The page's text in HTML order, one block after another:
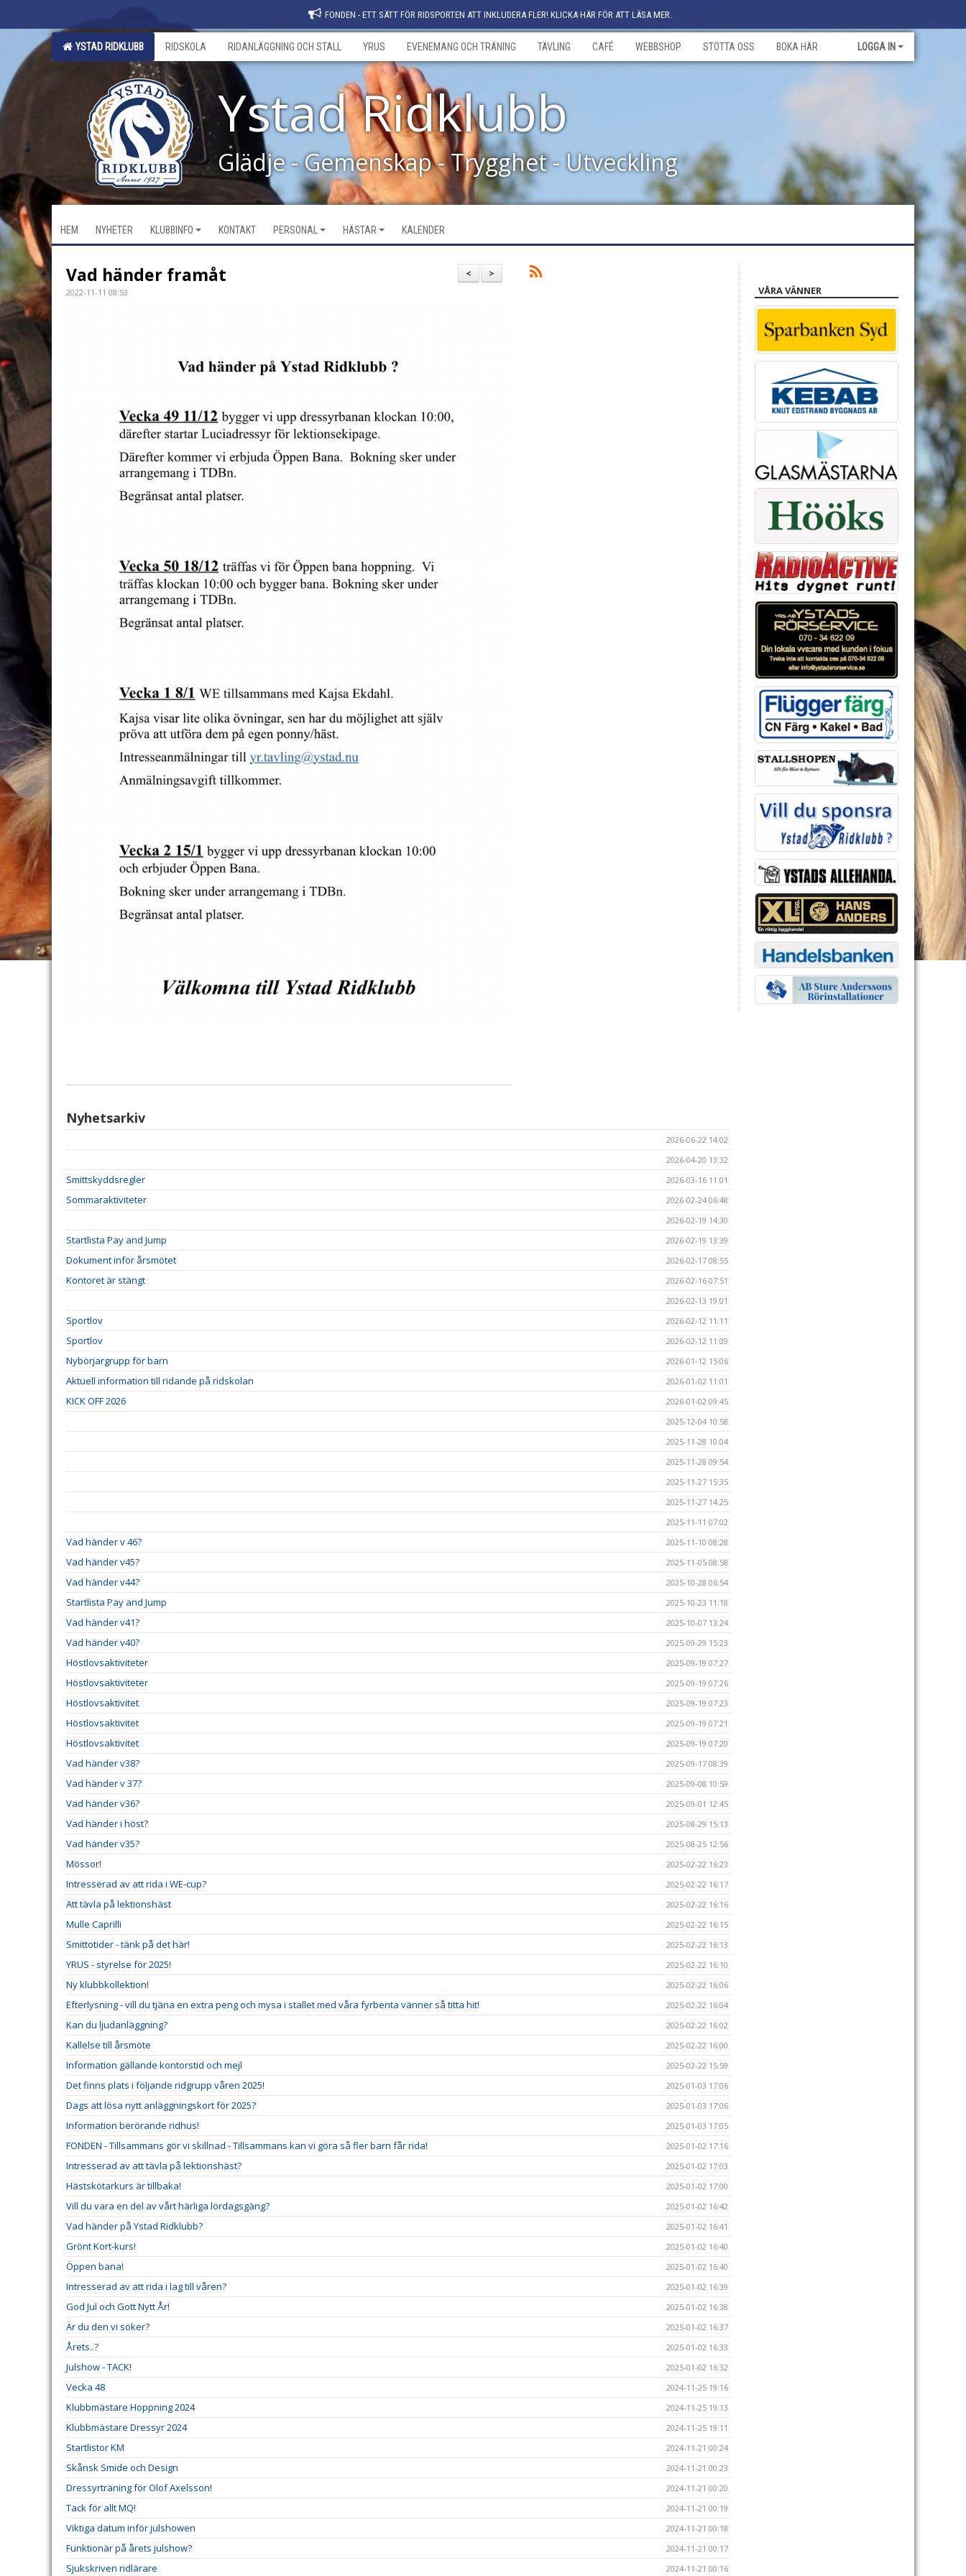
FONDEN - ETT SÄTT FÖR RIDSPORTEN ATT INKLUDERA FLER! KLICKA HÄR FÖR ATT LÄSA MER.
YSTAD RIDKLUBB RIDSKOLA RIDANLÄGGNING OCH STALL YRUS EVENEMANG OCH TRÄNING TÄVLING CAFÉ WEBBSHOP STÖTTA OSS BOKA HÄR LOGGA IN
Ystad Ridklubb
Glädje - Gemenskap - Trygghet - Utveckling
HEM NYHETER KLUBBINFO KONTAKT PERSONAL HÄSTAR KALENDER
>
<
Vad händer framåt
2022-11-11 08:53
Nyhetsarkiv
2026-06-22 14:02
2026-04-20 13:32
Smittskyddsregler 2026-03-16 11:01
Sommaraktiviteter
2026-02-24 06:48
2026-02-19 14:30
Startlista Pay and Jump 2026-02-19 13:39
Dokument inför årsmötet 2026-02-17 08:55
Kontoret är stängt
2026-02-16 07:51
2026-02-13 19:01
Sportlov 2026-02-12 11:11
Sportlov 2026-02-12 11:09
Nybörjargrupp för barn 2026-01-12 15:06
Aktuell information till ridande på ridskolan 2026-01-02 11:01
KICK OFF 2026
2026-01-02 09:45
2025-12-04 10:58
2025-11-28 10:04
2025-11-28 09:54
2025-11-27 15:35
2025-11-27 14:25
2025-11-11 07:02
Vad händer v 46? 2025-11-10 08:28
Vad händer v45? 2025-11-05 08:58
Vad händer v44? 2025-10-28 06:54
Startlista Pay and Jump 2025-10-23 11:18
Vad händer v41? 2025-10-07 13:24
Vad händer v40? 2025-09-29 15:23
Höstlovsaktiviteter 2025-09-19 07:27
Höstlovsaktiviteter 2025-09-19 07:26
Höstlovsaktivitet 2025-09-19 07:23
Höstlovsaktivitet 2025-09-19 07:21
Höstlovsaktivitet 2025-09-19 07:20
Vad händer v38? 2025-09-17 08:39
Vad händer v 37? 2025-09-08 10:59
Vad händer v36? 2025-09-01 12:45
Vad händer i höst? 2025-08-29 15:13
Vad händer v35? 2025-08-25 12:56
Mössor! 2025-02-22 16:23
Intresserad av att rida i WE-cup? 2025-02-22 16:17
Att tävla på lektionshäst 2025-02-22 16:16
Mulle Caprilli 2025-02-22 16:15
Smittotider - tänk på det här! 2025-02-22 16:13
YRUS - styrelse för 2025! 2025-02-22 16:10
Ny klubbkollektion! 2025-02-22 16:06
Efterlysning - vill du tjäna en extra peng och mysa i stallet med våra fyrbenta vänner så titta hit! 2025-02-22 16:04
Kan du ljudanläggning? 2025-02-22 16:02
Kallelse till årsmöte 2025-02-22 16:00
Information gällande kontorstid och mejl 2025-02-22 15:59
Det finns plats i följande ridgrupp våren 2025! 2025-01-03 17:06
Dags att lösa nytt anläggningskort för 2025? 2025-01-03 17:06
Information berörande ridhus! 2025-01-03 17:05
FONDEN - Tillsammans gör vi skillnad - Tillsammans kan vi göra så fler barn får rida! 2025-01-02 17:16
Intresserad av att tävla på lektionshäst? 2025-01-02 17:03
Hästskötarkurs är tillbaka! 2025-01-02 17:00
Vill du vara en del av vårt härliga lördagsgäng? 2025-01-02 16:42
Vad händer på Ystad Ridklubb? 2025-01-02 16:41
Grönt Kort-kurs! 2025-01-02 16:40
Öppen bana! 2025-01-02 16:40
Intresserad av att rida i lag till våren? 2025-01-02 16:39
God Jul och Gott Nytt År! 2025-01-02 16:38
Är du den vi söker? 2025-01-02 16:37
Årets..? 2025-01-02 16:33
Julshow - TACK! 2025-01-02 16:32
Vecka 48 2024-11-25 19:16
Klubbmästare Hoppning 2024 2024-11-25 19:13
Klubbmästare Dressyr 2024 2024-11-25 19:11
Startlistor KM 2024-11-21 00:24
Skånsk Smide och Design 2024-11-21 00:23
Dressyrträning för Olof Axelsson! 2024-11-21 00:20
Tack för allt MQ! 2024-11-21 00:19
Viktiga datum inför julshowen 2024-11-21 00:18
Funktionär på årets julshow? 2024-11-21 00:17
Sjukskriven ridlärare 2024-11-21 00:16
VÅRA VÄNNER